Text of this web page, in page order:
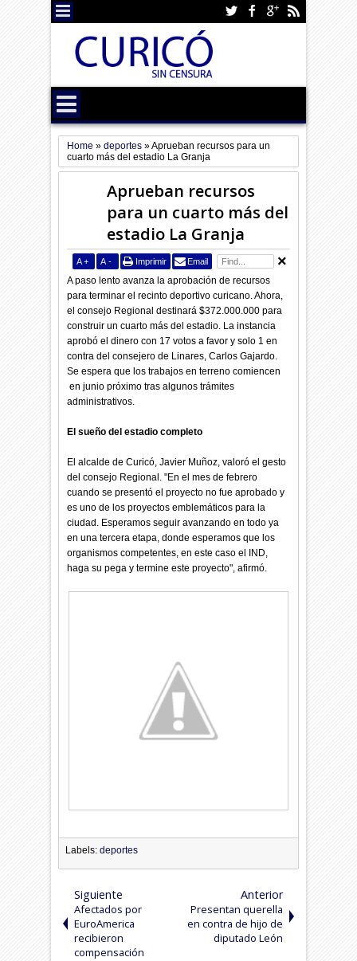
Home »deportes »Aprueban recursos para un
cuarto más del estadio La Granja
Aprueban recursos
para un cuarto más del
estadio La Granja
A + A - Imprimir Email
A paso lento avanza la aprobación de recursos
para terminar el recinto deportivo curicano. Ahora,
el consejo Regional destinará $372.000.000 para
construir un cuarto más del estadio. La instancia
aprobó el dinero con 17 votos a favor y solo 1 en
contra del consejero de Linares, Carlos Gajardo.
Se espera que los trabajos en terreno comiencen
en junio próximo tras algunos trámites
administrativos.
El sueño del estadio completo
El alcalde de Curicó, Javier Muñoz, valoró el gesto
del consejo Regional. "En el mes de febrero
cuando se presentó el proyecto no fue aprobado y
es uno de los proyectos emblemáticos para la
ciudad. Esperamos seguir avanzando en todo ya
en una tercera etapa, donde esperamos que los
organismos competentes, en este caso el IND,
haga su pega y termine este proyecto", afirmó.
Labels:deportes
Siguiente
Afectados por
EuroAmerica
recibieron
compensación
Anterior
Presentan querella
en contra de hijo de
diputado León